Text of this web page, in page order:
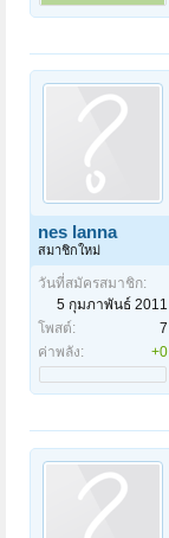
nes lanna
สมาชิกใหม่
วันที่สมัครสมาชิก:
5 กุมภาพันธ์ 2011
โพสต์:
7
ค่าพลัง:
+0